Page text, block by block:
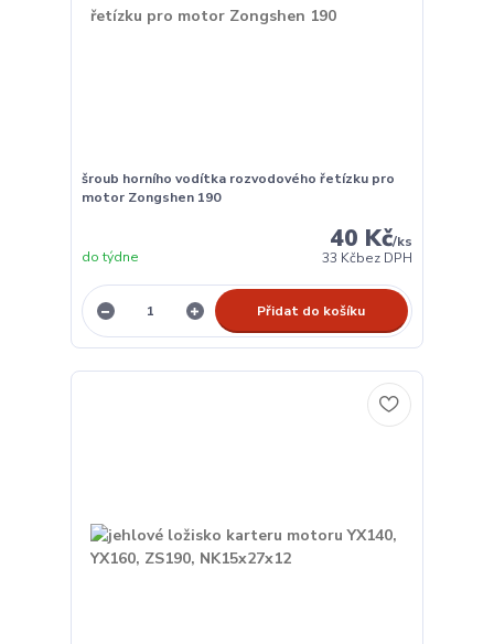
šroub horního vodítka rozvodového řetízku pro
motor Zongshen 190
40 Kč/ks
33 Kčbez DPH
do týdne
Přidat do košíku